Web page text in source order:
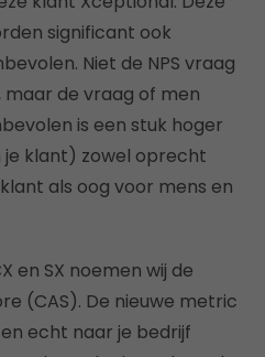
significant ook
Niet de NPS vraag
de vraag of men
is een stuk hoger
je klant) zowel oprecht
als oog voor mens en
en SX noemen wij de
(CAS). De nieuwe metric
echt naar je bedrijf